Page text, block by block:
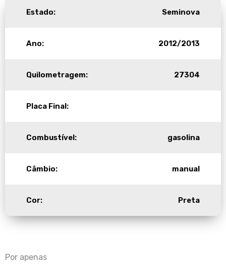
Estado: Seminova
Ano: 2012/2013
Quilometragem: 27304
Placa Final:
Combustível: gasolina
Câmbio: manual
Cor: Preta
Por apenas